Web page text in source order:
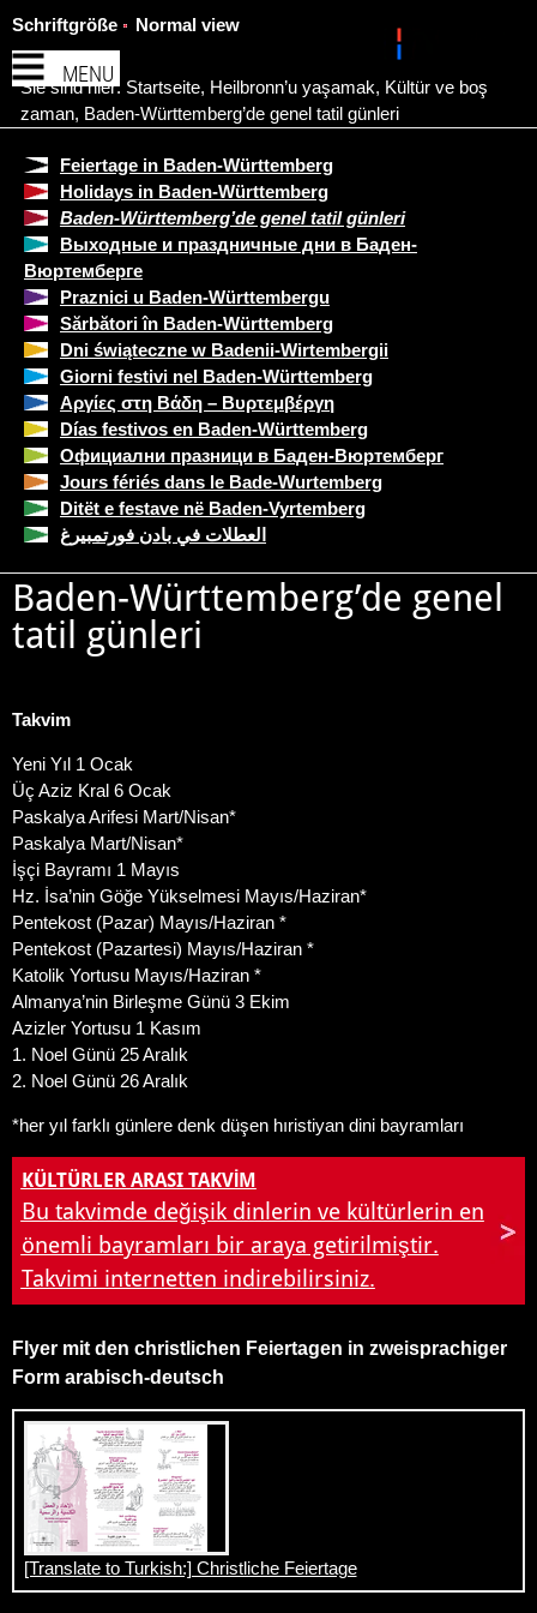
MENU
Schriftgröße Normal view
Sie sind hier: Startseite, Heilbronn’u yaşamak, Kültür ve boş
zaman, Baden-Württemberg’de genel tatil günleri
Feiertage in Baden-Württemberg
Holidays in Baden-Württemberg
Baden-Württemberg’de genel tatil günleri
Выходные и праздничные дни в Баден-
Вюртемберге
Praznici u Baden-Württembergu
Sărbători în Baden-Württemberg
Dni świąteczne w Badenii-Wirtembergii
Giorni festivi nel Baden-Württemberg
Αργίες στη Βάδη – Βυρτεμβέργη
Días festivos en Baden-Württemberg
Официални празници в Баден-Вюртемберг
Jours fériés dans le Bade-Wurtemberg
Ditët e festave në Baden-Vyrtemberg
العطلات في بادن فورتمبيرغ
Baden-Württemberg’de genel
tatil günleri
Takvim
Yeni Yıl 1 Ocak
Üç Aziz Kral 6 Ocak
Paskalya Arifesi Mart/Nisan*
Paskalya Mart/Nisan*
İşçi Bayramı 1 Mayıs
Hz. İsa’nin Göğe Yükselmesi Mayıs/Haziran*
Pentekost (Pazar) Mayıs/Haziran *
Pentekost (Pazartesi) Mayıs/Haziran *
Katolik Yortusu Mayıs/Haziran *
Almanya’nin Birleşme Günü 3 Ekim
Azizler Yortusu 1 Kasım
1. Noel Günü 25 Aralık
2. Noel Günü 26 Aralık
*her yıl farklı günlere denk düşen hıristiyan dini bayramları
KÜLTÜRLER ARASI TAKVIM
Bu takvimde değişik dinlerin ve kültürlerin en
önemli bayramları bir araya getirilmiştir.
Takvimi internetten indirebilirsiniz.
Flyer mit den christlichen Feiertagen in zweisprachiger
Form arabisch-deutsch
[Translate to Turkish:] Christliche Feiertage